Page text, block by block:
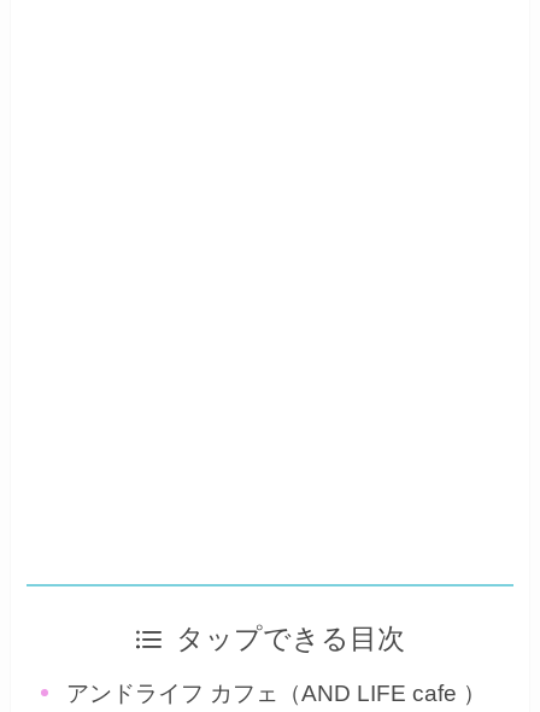
タップできる目次
アンドライフ カフェ（AND LIFE cafe ）